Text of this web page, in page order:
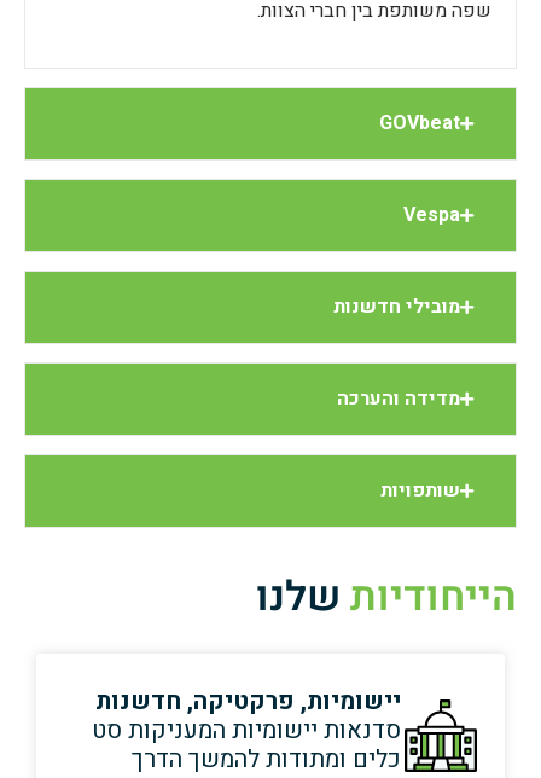
שפה משותפת בין חברי הצוות.
GOVbeat
Vespa
מובילי חדשנות
מדידה והערכה
שותפויות
הייחודיות שלנו
יישומיות, פרקטיקה, חדשנות
סדנאות יישומיות המעניקות סט
כלים ומתודות להמשך הדרך